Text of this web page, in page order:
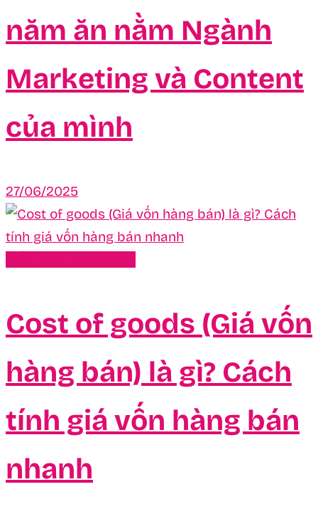
năm ăn nằm Ngành
Marketing và Content
của mình
27/06/2025
Cost of goods (Giá vốn
hàng bán) là gì? Cách
tính giá vốn hàng bán
nhanh